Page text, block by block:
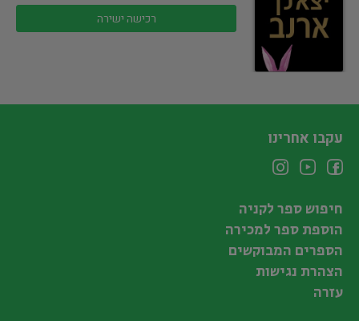
רכישה ישירה
עקבו אחרינו
חיפוש ספר לקניה
הוספת ספר למכירה
הספרים המבוקשים
הצהרת נגישות
עזרה